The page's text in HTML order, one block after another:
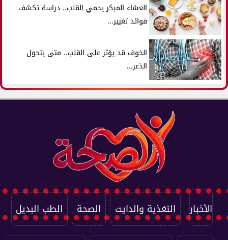
العشاء المبكر يحمي القلب.. دراسة تكشف
فوائد تغيير...
الخوف قد يؤثر على القلب.. متى يتحول
الذعر...
الأخبار التغذية والدايت الصحة الطب البديل